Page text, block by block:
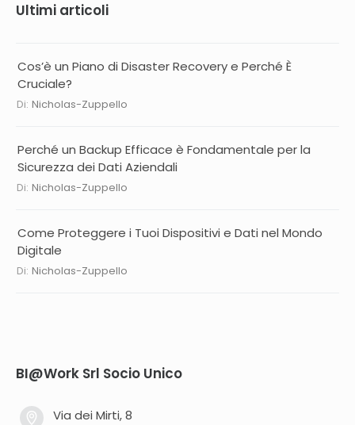
Ultimi articoli
Cos’è un Piano di Disaster Recovery e Perché È
Cruciale?
Di: Nicholas-Zuppello
Perché un Backup Efficace è Fondamentale per la
Sicurezza dei Dati Aziendali
Di: Nicholas-Zuppello
Come Proteggere i Tuoi Dispositivi e Dati nel Mondo
Digitale
Di: Nicholas-Zuppello
BI@Work Srl Socio Unico
Via dei Mirti, 8